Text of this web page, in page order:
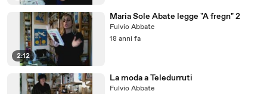
2:12
Maria Sole Abate legge "A fregn" 2
Fulvio Abbate
18 anni fa
La moda a Teledurruti
Fulvio Abbate